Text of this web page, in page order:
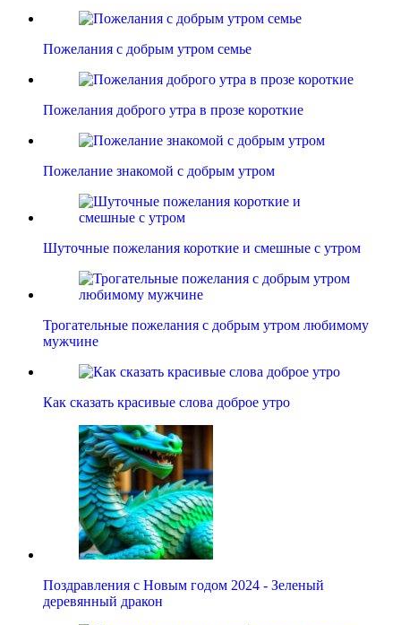
Пожелания с добрым утром семье
Пожелания доброго утра в прозе короткие
Пожелание знакомой с добрым утром
Шуточные пожелания короткие и смешные с утром
Трогательные пожелания с добрым утром любимому
мужчине
Как сказать красивые слова доброе утро
Поздравления с Новым годом 2024 - Зеленый
деревянный дракон